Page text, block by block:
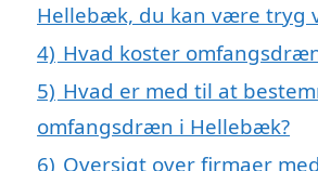
Hellebæk, du kan være tryg
4) Hvad koster
5) Hvad er med til at
omfangsdræn i Hellebæk?
6) Oversigt over firmaer